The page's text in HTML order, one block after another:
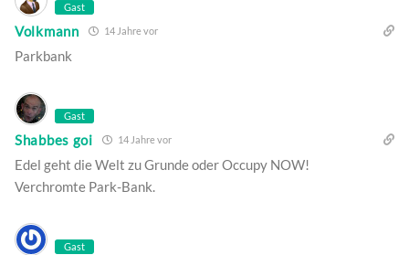
Gast
Volkmann 14 Jahre vor
Parkbank
Gast
Shabbes goi 14 Jahre vor
Edel geht die Welt zu Grunde oder Occupy NOW!
Verchromte Park-Bank.
Gast